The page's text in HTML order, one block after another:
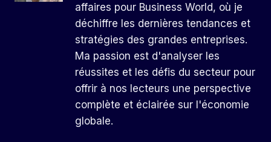
affaires pour Business World, où je
déchiffre les dernières tendances et
stratégies des grandes entreprises.
Ma passion est d'analyser les
réussites et les défis du secteur pour
offrir à nos lecteurs une perspective
complète et éclairée sur l'économie
globale.